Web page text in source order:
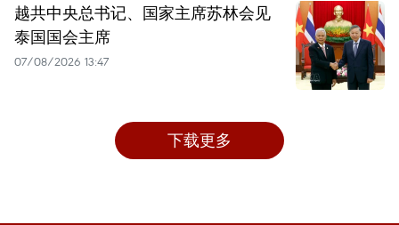
越共中央总书记、国家主席苏林会见
泰国国会主席
07/08/2026 13:47
下载更多